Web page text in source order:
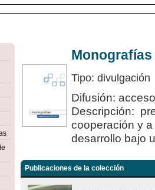
Tipo: divulgación
Difusión:
Descripción:
cooperación y
desarrollo bajo
Publicaciones de la colección